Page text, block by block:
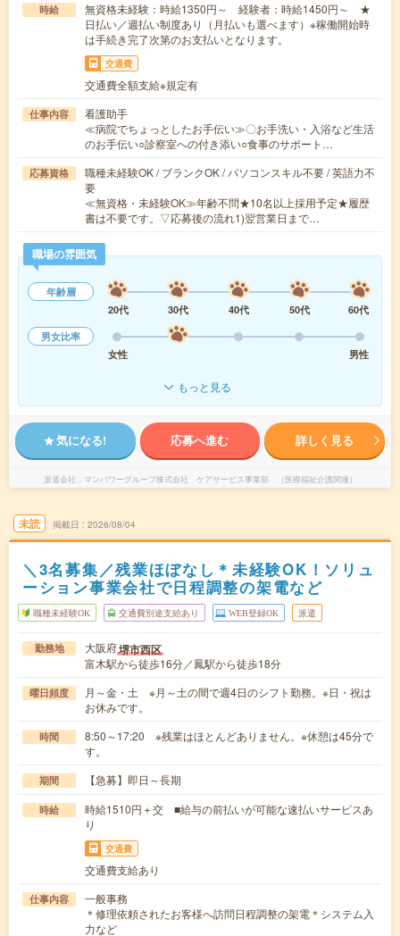
時給
無資格未経験：時給1350円～ 経験者：時給1450円～ ★
日払い／週払い制度あり（月払いも選べます）※稼働開始時
は手続き完了次第のお支払いとなります。
交通費
交通費全額支給※規定有
仕事内容
看護助手
≪病院でちょっとしたお手伝い≫〇お手洗い・入浴など生活
のお手伝い○診察室への付き添い○食事のサポート…
応募資格
職種未経験OK / ブランクOK / パソコンスキル不要 / 英語力不
要
≪無資格・未経験OK≫年齢不問★10名以上採用予定★履歴
書は不要です。▽応募後の流れ1)翌営業日まで…
職場の雰囲気
年齢層
20代
30代 40代 50代
60代
男女比率
女性
男性
もっと見る
気になる! 応募へ進む 詳しく見る
派遣会社 マンパワーグループ株式会社 ケアサービス事業部 （医療福祉介護関連）
未読 掲載日 2026/08/04
＼3名募集／残業ほぼなし＊未経験OK！ソリュ
ーション事業会社で日程調整の架電など
職種未経験OK 交通費別途支給あり WEB登録OK 派遣
勤務地 大阪府堺市西区
富木駅から徒歩16分／鳳駅から徒歩18分
曜日頻度
月～金・土 ※月～土の間で週4日のシフト勤務。※日・祝は
お休みです。
時間
8:50～17:20 ※残業はほとんどありません。※休憩は45分で
す。
期間 【急募】即日～長期
時給
時給1510円＋交 ■給与の前払いが可能な速払いサービスあ
り
交通費
交通費支給あり
仕事内容
一般事務
＊修理依頼されたお客様へ訪問日程調整の架電＊システム入
力など